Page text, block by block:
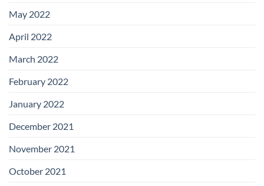
May 2022
April 2022
March 2022
February 2022
January 2022
December 2021
November 2021
October 2021